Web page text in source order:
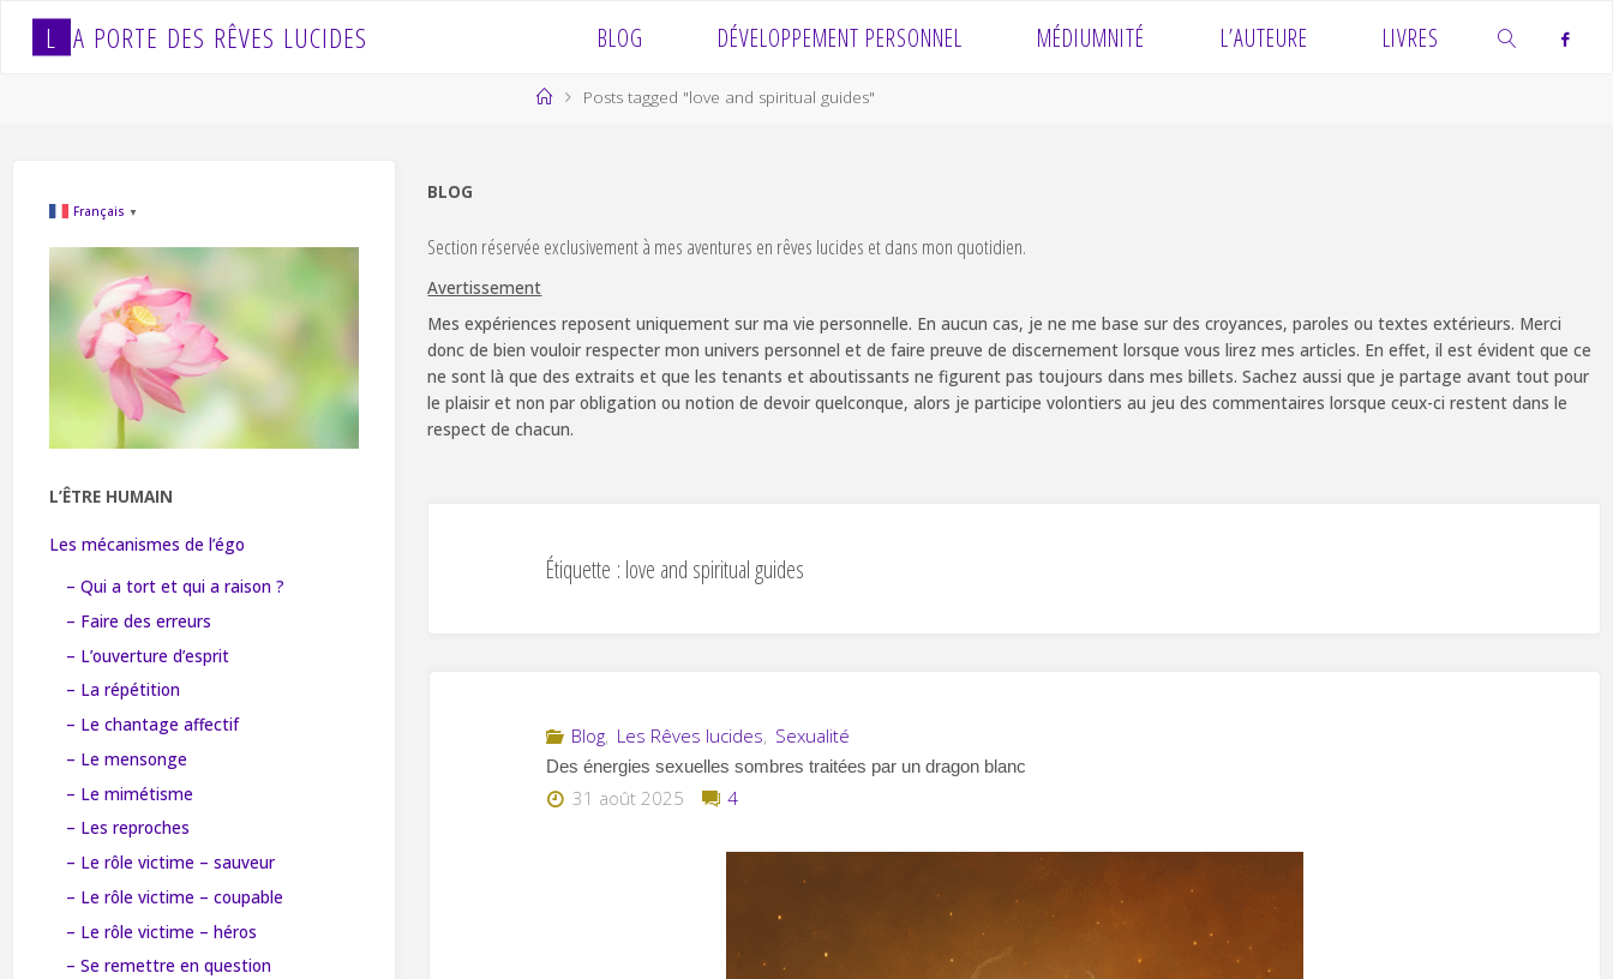
L A PORTE DES RÊVES LUCIDES BLOG DÉVELOPPEMENT PERSONNEL MÉDIUMNITÉ L’AUTEURE LIVRES
HomePosts tagged "love and spiritual guides"
BLOG
Section réservée exclusivement à mes aventures en rêves lucides et dans mon quotidien.
Avertissement
Mes expériences reposent uniquement sur ma vie personnelle. En aucun cas, je ne me base sur des croyances, paroles ou textes extérieurs. Merci
donc de bien vouloir respecter mon univers personnel et de faire preuve de discernement lorsque vous lirez mes articles. En effet, il est évident que ce
ne sont là que des extraits et que les tenants et aboutissants ne figurent pas toujours dans mes billets. Sachez aussi que je partage avant tout pour
le plaisir et non par obligation ou notion de devoir quelconque, alors je participe volontiers au jeu des commentaires lorsque ceux-ci restent dans le
respect de chacun.
Étiquette : love and spiritual guides
Blog, Les Rêves lucides, Sexualité
Des énergies sexuelles sombres traitées par un dragon blanc
31 août 2025 4
Français ▼
L’ÊTRE HUMAIN
Les mécanismes de l’égo
– Qui a tort et qui a raison ?
– Faire des erreurs
– L’ouverture d’esprit
– La répétition
– Le chantage affectif
– Le mensonge
– Le mimétisme
– Les reproches
– Le rôle victime – sauveur
– Le rôle victime – coupable
– Le rôle victime – héros
– Se remettre en question